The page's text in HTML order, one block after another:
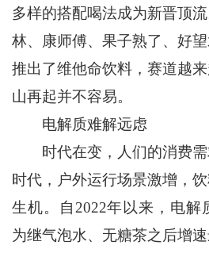
多样的搭配喝法成为新晋顶
林、康师傅、果子熟了、好
推出了维他命饮料，赛道越
山再起并不容易。
电解质难解远虑
时代在变，人们的消费需
时代，户外运行场景激增，
生机。自2022年以来，电解
为继气泡水、无糖茶之后增速